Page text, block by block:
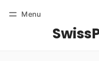
Menu
Se connecter